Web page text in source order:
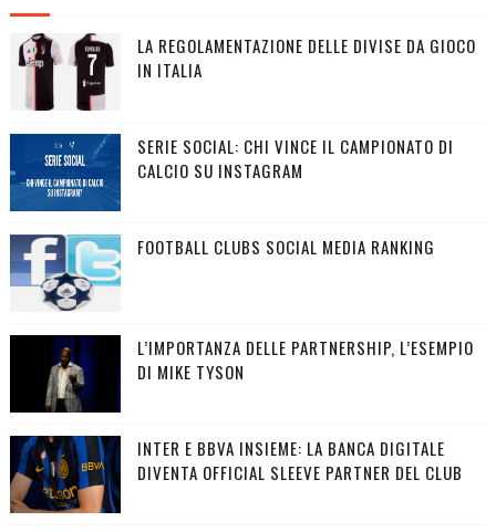
LA REGOLAMENTAZIONE DELLE DIVISE DA GIOCO
IN ITALIA
SERIE SOCIAL: CHI VINCE IL CAMPIONATO DI
CALCIO SU INSTAGRAM
FOOTBALL CLUBS SOCIAL MEDIA RANKING
L’IMPORTANZA DELLE PARTNERSHIP, L’ESEMPIO
DI MIKE TYSON
INTER E BBVA INSIEME: LA BANCA DIGITALE
DIVENTA OFFICIAL SLEEVE PARTNER DEL CLUB